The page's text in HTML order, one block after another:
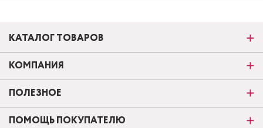
КАТАЛОГ ТОВАРОВ
КОМПАНИЯ
ПОЛЕЗНОЕ
ПОМОЩЬ ПОКУПАТЕЛЮ